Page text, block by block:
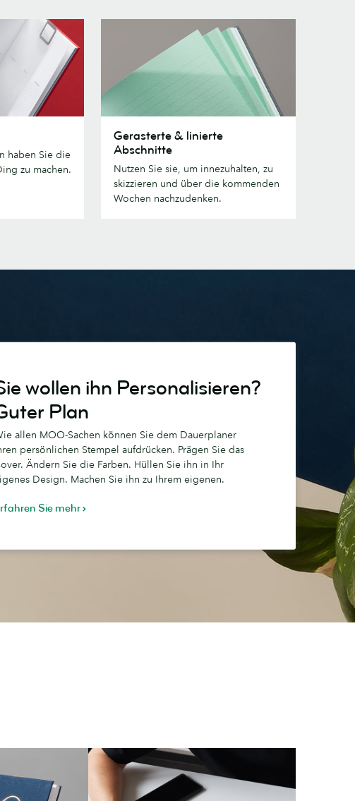
haben Sie die
zu machen.
linierte
Abschnitte
Gerasterte & linierte
Abschnitte
Nutzen Sie sie, um innezuhalten, zu
skizzieren und über die kommenden
Wochen nachzudenken.
wollen ihn Personalisieren?
Plan
allen MOO-Sachen können Sie dem Dauerplaner
persönlichen Stempel aufdrücken. Prägen Sie das
Ändern Sie die Farben. Hüllen Sie ihn in Ihr
Design. Machen Sie ihn zu Ihrem eigenen.
Sie mehr